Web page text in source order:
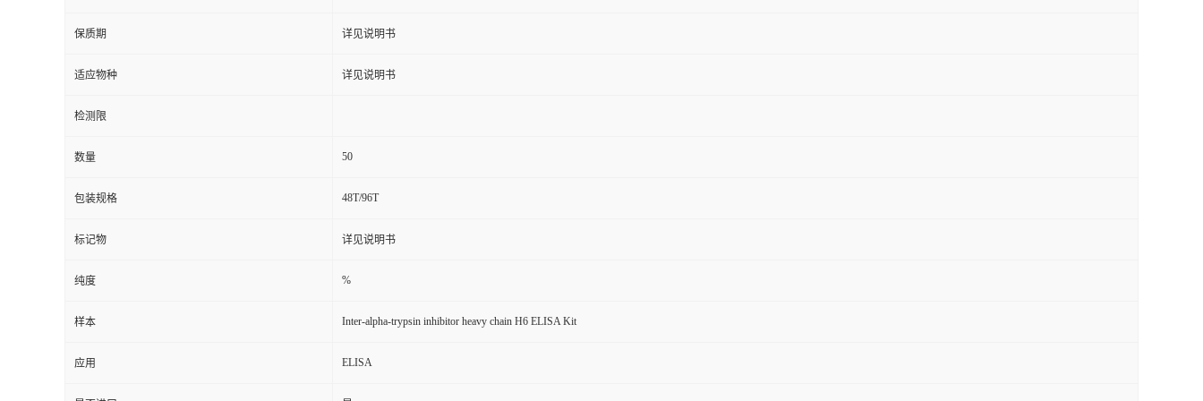
保质期 详见说明书
适应物种 详见说明书
检测限
数量 50
包装规格 48T/96T
标记物 详见说明书
纯度 %
样本 Inter-alpha-trypsin inhibitor heavy chain H6 ELISA Kit
应用 ELISA